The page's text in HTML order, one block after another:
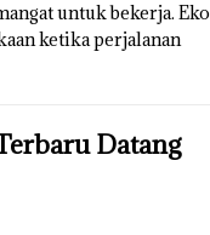
untuk bekerja. Eko
ketika perjalanan
Datang